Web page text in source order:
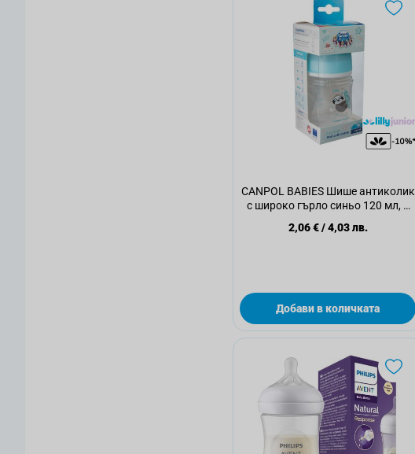
CANPOL BABIES Шише антиколик
с широко гърло синьо 120 мл, 1
2,06 €/4,03 лв.
Добави в количката